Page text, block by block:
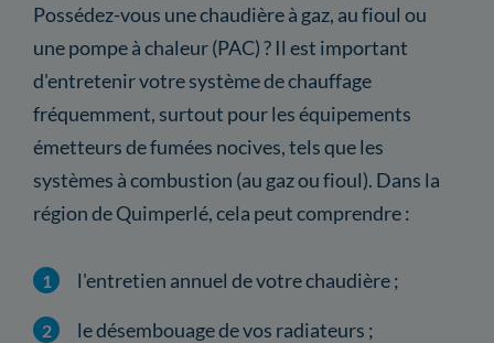
Possédez-vous une chaudière à gaz, au fioul ou
une pompe à chaleur (PAC) ? Il est important
d'entretenir votre système de chauffage
fréquemment, surtout pour les équipements
émetteurs de fumées nocives, tels que les
systèmes à combustion (au gaz ou fioul). Dans la
région de Quimperlé, cela peut comprendre :
l'entretien annuel de votre chaudière ;
le désembouage de vos radiateurs ;